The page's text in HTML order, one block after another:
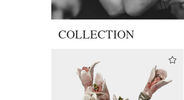
COLLECTION